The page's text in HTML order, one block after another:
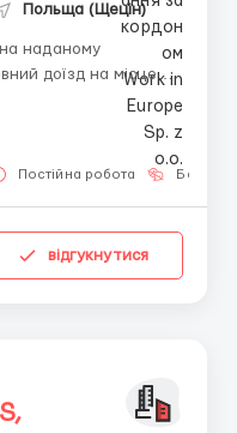
Польща (Щецін)
за...
Постійна робота Без
відгукнутися